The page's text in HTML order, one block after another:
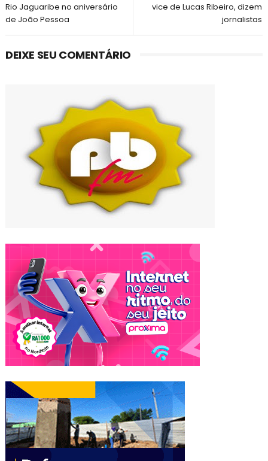
vice de Lucas Ribeiro, dizem
jornalistas
Rio Jaguaribe no aniversário
de João Pessoa
DEIXE SEU COMENTÁRIO